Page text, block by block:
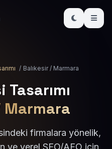
/ Balıkesir / Marmara
Marmara
firmalara yönelik,
ve yerel SEO/AEO için